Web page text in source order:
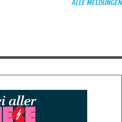
ALLE MELDUNGEN